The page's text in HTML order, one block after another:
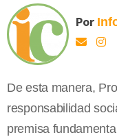
Por
De esta manera,
responsabilidad
premisa